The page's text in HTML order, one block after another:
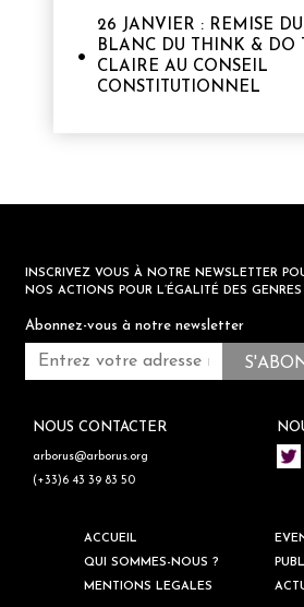
26 JANVIER : REMISE
BLANC DU THINK & DO
CLAIRE AU CONSEIL
CONSTITUTIONNEL
INSCRIVEZ VOUS À NOTRE NEWSLETTER
NOS ACTIONS POUR L’ÉGALITÉ DES
Abonnez-vous à notre newsletter
NOUS CONTACTER
arborus@arborus.org
(+33)6 43 39 83 50
ACCUEIL
QUI SOMMES-NOUS ?
MENTIONS LEGALES